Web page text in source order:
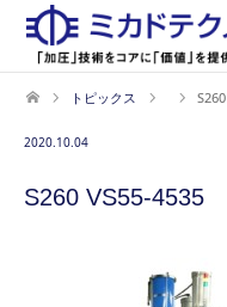
トピックス
2020.10.04
S260 VS55-4535